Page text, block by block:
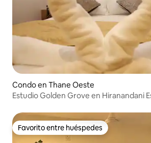
Condo en Thane Oeste
Estudio Golden Grove en Hiranandani
Favorito entre huéspedes
Favorito entre huéspedes